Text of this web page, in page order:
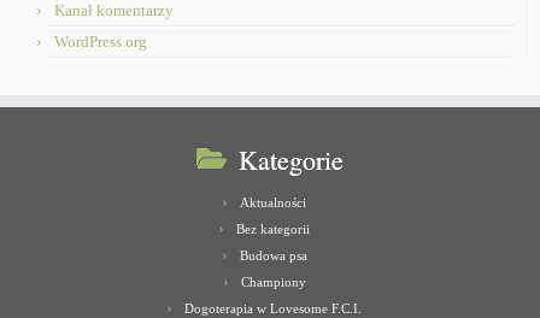
Kanał komentarzy
WordPress.org
Kategorie
Aktualności
Bez kategorii
Budowa psa
Championy
Dogoterapia w Lovesome F.C.I.